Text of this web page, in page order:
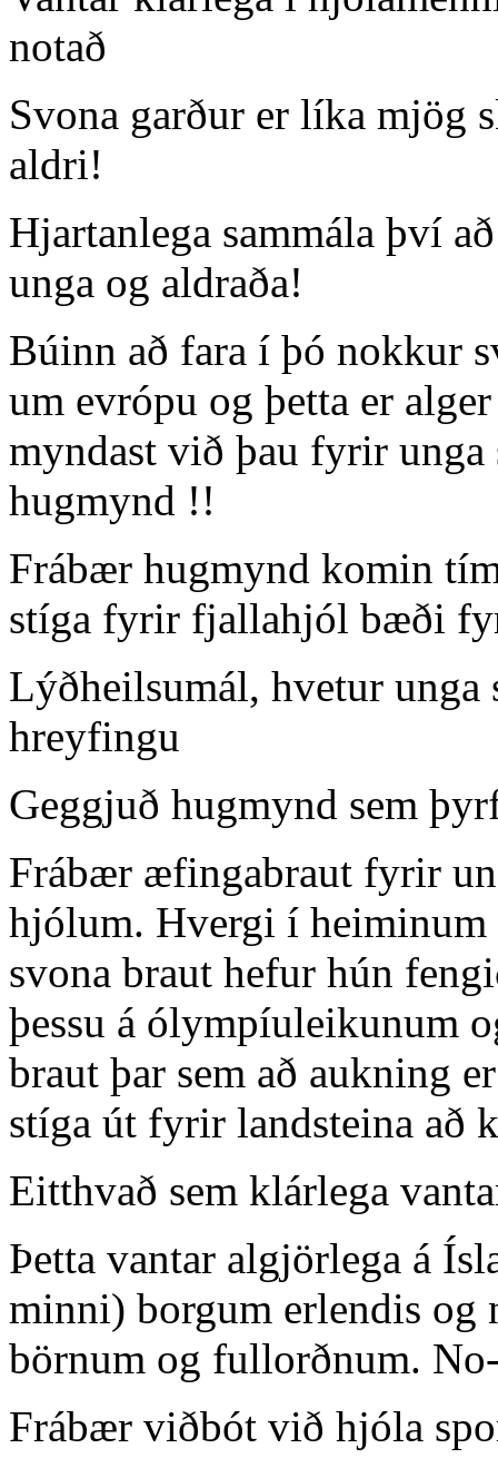
notað
Svona garður er líka mjög
aldri!
Hjartanlega sammála því
unga og aldraða!
Búinn að fara í þó nokkur
um evrópu og þetta er
myndast við þau fyrir unga
hugmynd !!
Frábær hugmynd komin
stíga fyrir fjallahjól bæði
Lýðheilsumál, hvetur unga
hreyfingu
Geggjuð hugmynd sem
Frábær æfingabraut fyrir
hjólum. Hvergi í
svona braut hefur hún
þessu á ólympíuleikunum
braut þar sem að aukning
stíga út fyrir landsteina að
Eitthvað sem klárlega
Þetta vantar algjörlega á
minni) borgum erlendis
börnum og fullorðnum.
Frábær viðbót við hjóla